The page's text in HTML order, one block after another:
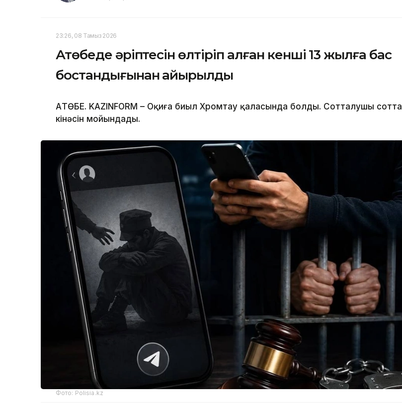
23:26, 08 Тамыз 2026
Ақтөбеде әріптесін өлтіріп алған кенші 13 жылға бас
бостандығынан айырылды
АҚТӨБЕ. KAZINFORM – Оқиға биыл Хромтау қаласында болды. Сотталушы сотта
кінәсін мойындады.
Фото: Polisia.kz